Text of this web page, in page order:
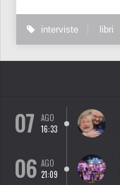
interviste libri
07
AGO
16:33
06 AGO
21:09